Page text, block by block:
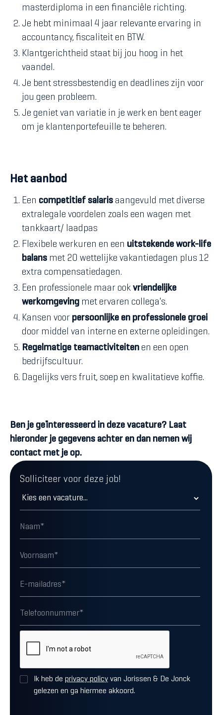
masterdiploma in een financiële richting.
Je hebt minimaal 4 jaar relevante ervaring in
accountancy, fiscaliteit en BTW.
Klantgerichtheid staat bij jou hoog in het
vaandel.
Je bent stressbestendig en deadlines zijn voor
jou geen probleem.
Je geniet van variatie in je werk en bent eager
om je klantenportefeuille te beheren.
Het aanbod
Een competitief salaris aangevuld met diverse
extralegale voordelen zoals een wagen met
tankkaart/ laadpas
Flexibele werkuren en een uitstekende work-life
balans met 20 wettelijke vakantiedagen plus 12
extra compensatiedagen.
Een professionele maar ook vriendelijke
werkomgeving met ervaren collega's.
Kansen voor persoonlijke en professionele groei
door middel van interne en externe opleidingen.
Regelmatige teamactiviteiten en een open
bedrijfscultuur.
Dagelijks vers fruit, soep en kwalitatieve koffie.
Ben je geïnteresseerd in deze vacature? Laat
hieronder je gegevens achter en dan nemen wij
contact met je op.
Solliciteer voor deze job!
Ik heb de privacy policy van Jorissen & De Jonck
gelezen en ga hiermee akkoord.